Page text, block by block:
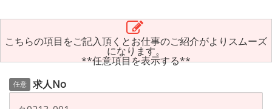
こちらの項目をご記入頂くとお仕事のご紹介がよりスムーズ
になります。
**任意項目を表示する**
任意 求人No